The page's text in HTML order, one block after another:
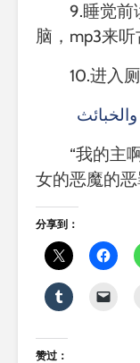
9.睡觉前
脑，mp3来听
10.进入
والخبائث
“我的主
女的恶魔的恶
分享到：
赞过：